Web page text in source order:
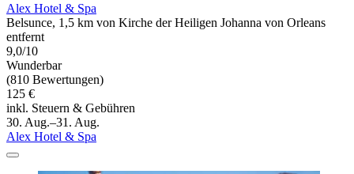
Alex Hotel & Spa
Belsunce, 1,5 km von Kirche der Heiligen Johanna von Orleans
entfernt
9,0/10
Wunderbar
(810 Bewertungen)
125 €
inkl. Steuern & Gebühren
30. Aug.–31. Aug.
Alex Hotel & Spa